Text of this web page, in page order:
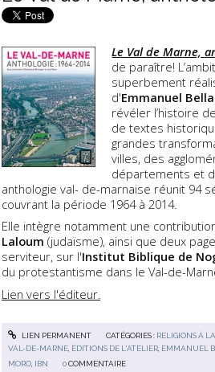
Le Val de Marne,
de paraître!
superbement
d'Emmanuel
révéler l’histoire
de textes
grandes
villes, des
départements et
anthologie val- de-marnaise réunit 94
couvrant la période 1964 à 2014.
Elle intègre notamment une
Laloum (judaïsme), ainsi que deux
serviteur, sur l'Institut Biblique de
du protestantisme dans le Val-de-
Lien vers l'éditeur.
LIEN PERMANENT CATÉGORIES : RELIGIONS À
VAL-DE-MARNE ÉDITIONS DE L'ATELIER EMMANUEL
MORO IBN 0 COMMENTAIRE